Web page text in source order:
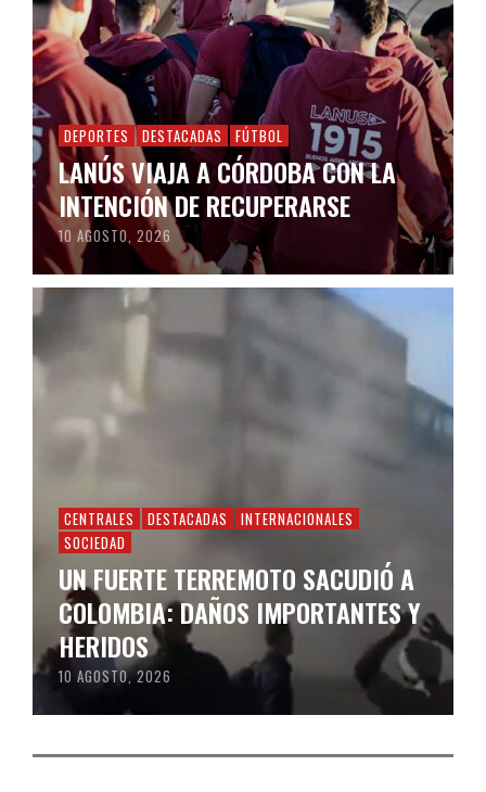
DEPORTES DESTACADAS FÚTBOL
LANÚS VIAJA A CÓRDOBA CON LA
INTENCIÓN DE RECUPERARSE
10 AGOSTO, 2026
CENTRALES DESTACADAS
INTERNACIONALES
SOCIEDAD
UN FUERTE TERREMOTO SACUDIÓ A
COLOMBIA: DAÑOS IMPORTANTES Y
HERIDOS
10 AGOSTO, 2026